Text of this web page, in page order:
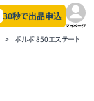
30秒で出品申込
マイページ
> ボルボ 850エステートの